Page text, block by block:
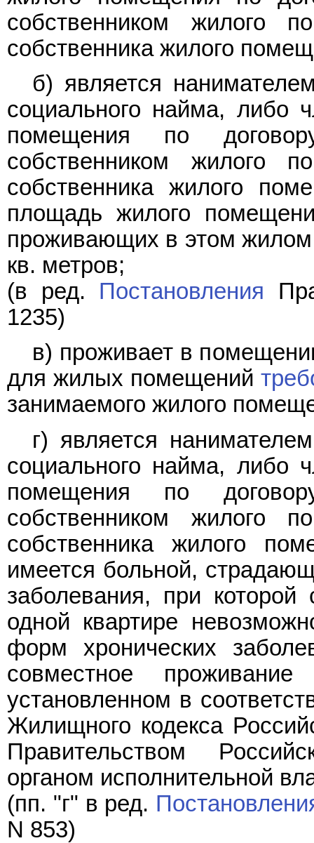
собственником жилого
собственника жилого
б) является
социального найма, либо
помещения по
собственником жилого
собственника жилого
площадь жилого
проживающих в этом
кв. метров;
(в ред. Постановления
1235)
в) проживает в
для жилых помещений
занимаемого жилого
г) является
социального найма, либо
помещения по
собственником жилого
собственника жилого
имеется больной,
заболевания, при
одной квартире
форм хронических
совместное
установленном в
Жилищного кодекса
Правительством
органом исполнительной
(пп. "г" в ред.
N 853)